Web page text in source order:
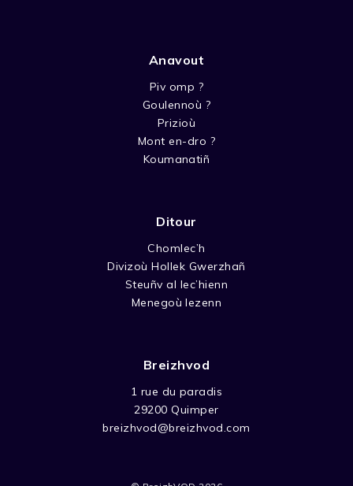
Anavout
Piv omp ?
Goulennoù ?
Prizioù
Mont en-dro ?
Koumanatiñ
Ditour
Chomlec’h
Divizoù Hollek Gwerzhañ
Steuñv al lec’hienn
Menegoù lezenn
Breizhvod
1 rue du paradis
29200 Quimper
breizhvod@breizhvod.com